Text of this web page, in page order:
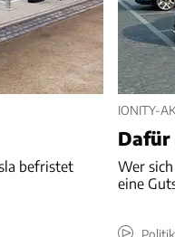
befristet
IONITY-
Dafür
Wer
eine